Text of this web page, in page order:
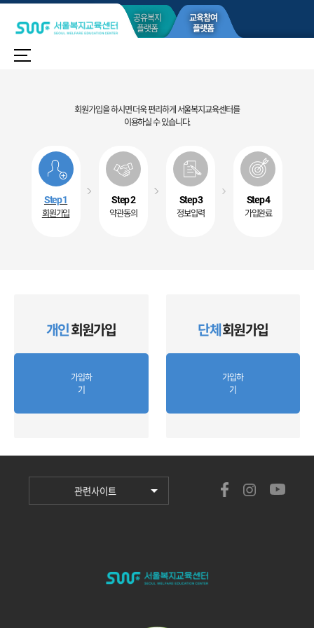
공유복지
플랫폼
교육참여
플랫폼
회원가입을 하시면 더욱 편리하게 서울복지교육센터를
이용하실 수 있습니다.
Step 1
회원가입
Step 2
약관동의
Step 3
정보입력
Step 4
가입완료
개인회원가입
가입하
기
단체회원가입
가입하
기
관련사이트